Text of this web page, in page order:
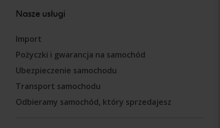
Nasze usługi
Import
Pożyczki i gwarancja na samochód
Ubezpieczenie samochodu
Transport samochodu
Odbieramy samochód, który sprzedajesz